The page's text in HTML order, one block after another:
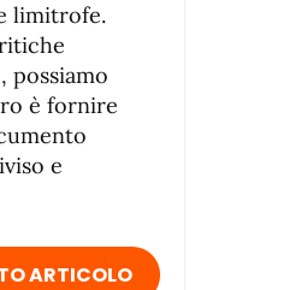
limitrofe.
possiamo
è fornire
e
ARTICOLO